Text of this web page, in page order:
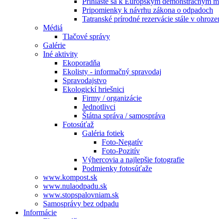
Pripomienky k návrhu zákona o odpadoch
Tatranské prírodné rezervácie stále v
Médiá
Tlačové správy
Galérie
Iné aktivity
Ekoporadňa
Ekolisty - informačný spravodaj
Spravodajstvo
Ekologickí hriešnici
Firmy / organizácie
Jednotlivci
Štátna správa / samospráva
Fotosúťaž
Galéria fotiek
Foto-Negatív
Foto-Pozitív
Výhercovia a najlepšie fotografie
Podmienky fotosúťaže
www.kompost.sk
www.nulaodpadu.sk
www.stopspalovniam.sk
Samosprávy bez odpadu
Informácie